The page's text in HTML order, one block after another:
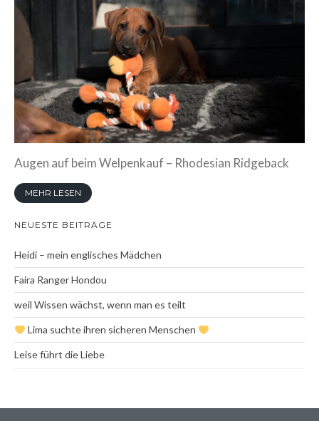
Wenn eine Oma lehrt….
Vier Wochen pures Leben…
Drei Wochen alt ….
Zwei Wochen alt
Eine Woche voller
Wunder
Willkommen, kleine
Bella Neela
Kioma Klee
my Family
Augen auf beim Welpenkauf – Rhodesian Ridgeback
MEHR LESEN
NEUESTE BEITRÄGE
Heidi – mein englisches Mädchen
Faira Ranger Hondou
weil Wissen wächst, wenn man es teilt
Lima suchte ihren sicheren Menschen
Leise führt die Liebe